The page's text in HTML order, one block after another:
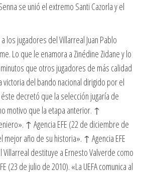
se unió el extremo Santi Cazorla y el
los jugadores del Villarreal Juan Pablo
Lo que le enamora a Zinédine Zidane y lo
que otros jugadores de más calidad
victoria del bando nacional dirigido por el
decretó que la selección jugaría de
motivo que la etapa anterior. ↑
↑ Agencia EFE (22 de diciembre de
mejor año de su historia». ↑ Agencia EFE
Villarreal destituye a Ernesto Valverde como
(23 de julio de 2010). «La UEFA comunica al